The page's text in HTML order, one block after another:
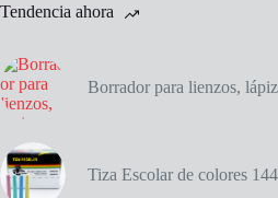
cantidad
Tendencia ahora
Borrador para lienzos,
Tiza Escolar de colores